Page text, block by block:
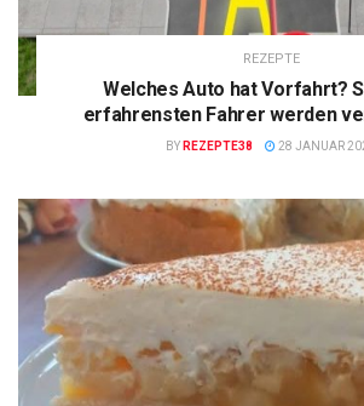
REZEPTE
Welches Auto hat Vorfahrt?
erfahrensten Fahrer werden
BY REZEPTE38 28 JANUAR